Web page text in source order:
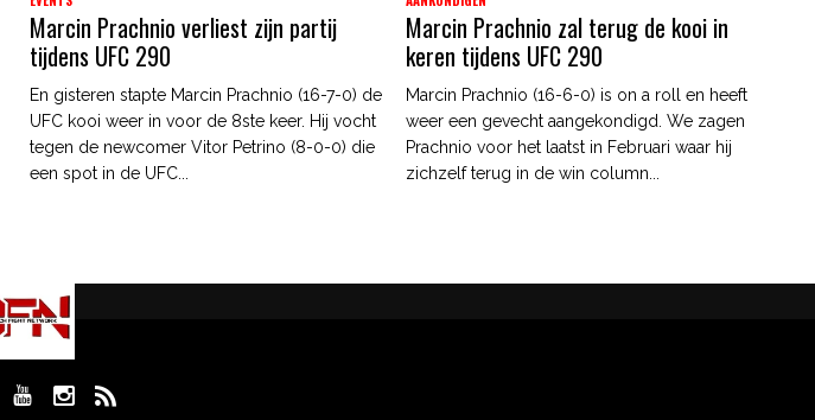
Marcin Prachnio verliest zijn partij
tijdens UFC 290
En gisteren stapte Marcin Prachnio (16-7-0) de
UFC kooi weer in voor de 8ste keer. Hij vocht
tegen de newcomer Vitor Petrino (8-0-0) die
een spot in de UFC...
Marcin Prachnio zal terug de kooi in
keren tijdens UFC 290
Marcin Prachnio (16-6-0) is on a roll en heeft
weer een gevecht aangekondigd. We zagen
Prachnio voor het laatst in Februari waar hij
zichzelf terug in de win column...